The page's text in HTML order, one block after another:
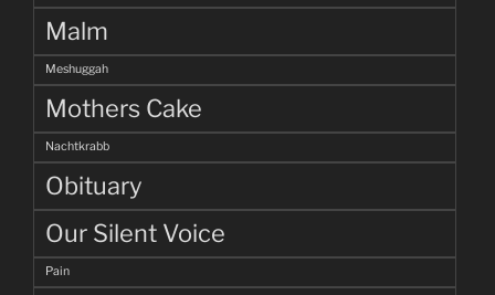
Malm
Meshuggah
Mothers Cake
Nachtkrabb
Obituary
Our Silent Voice
Pain